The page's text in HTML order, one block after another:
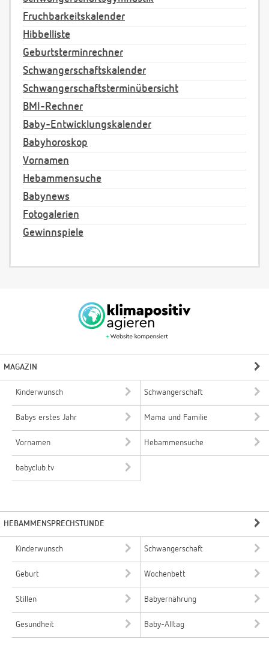
Fruchbarkeitskalender
Hibbelliste
Geburtsterminrechner
Schwangerschaftskalender
Schwangerschaftsterminübersicht
BMI-Rechner
Baby-Entwicklungskalender
Babyhoroskop
Vornamen
Hebammensuche
Babynews
Fotogalerien
Gewinnspiele
MAGAZIN
Kinderwunsch Schwangerschaft
Babys erstes Jahr Mama und Familie
Vornamen Hebammensuche
babyclub.tv
HEBAMMENSPRECHSTUNDE
Kinderwunsch Schwangerschaft
Geburt Wochenbett
Stillen Babyernährung
Gesundheit Baby-Alltag